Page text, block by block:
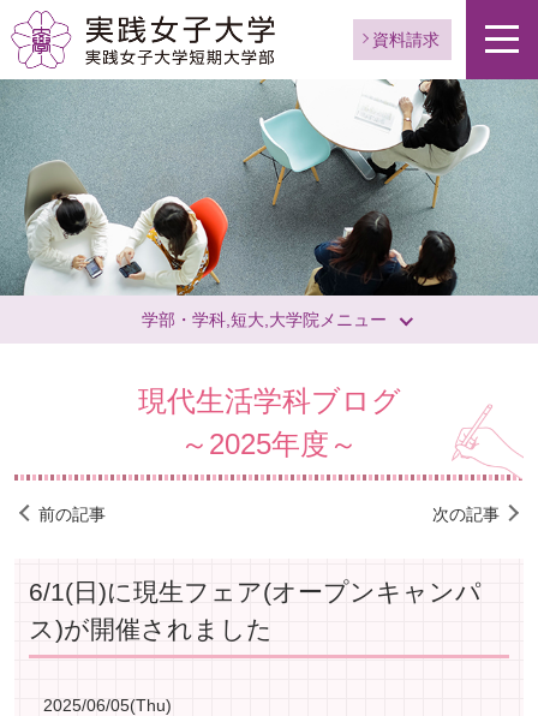
資料請求
学部・学科,短大,大学院メニュー
現代生活学科ブログ
～2025年度～
前の記事 次の記事
6/1(日)に現生フェア(オープンキャンパ
ス)が開催されました
2025/06/05(Thu)